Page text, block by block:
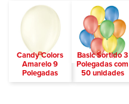
Candy Colors
Amarelo 9
Polegadas
Basic Sortido 3
Polegadas com
50 unidades